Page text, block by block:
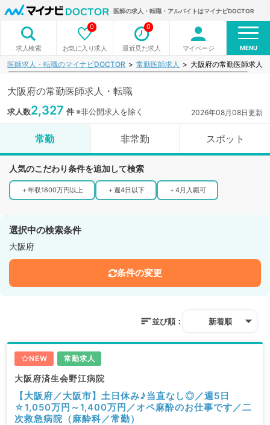
医師の求人・転職・アルバイトはマイナビDOCTOR
求人検索 お気に入り求人
0
最近見た求人
0
マイページ MENU
医師求人・転職のマイナビDOCTOR 常勤医師求人 大阪府の常勤医師求人
大阪府の常勤医師求人・転職
求人数2,327 件※非公開求人を除く 2026年08月08日更新
常勤 非常勤 スポット
人気のこだわり条件を追加して検索
＋年収1800万円以上 ＋週4日以下 ＋4月入職可
選択中の検索条件
大阪府
条件の変更
並び順： 新着順
NEW 常勤求人
大阪府済生会野江病院
【大阪府／大阪市】土日休み♪当直なし◎／週5日
☆1,050万円～1,400万円／オペ麻酔のお仕事です／二
次救急病院（麻酔科／常勤）